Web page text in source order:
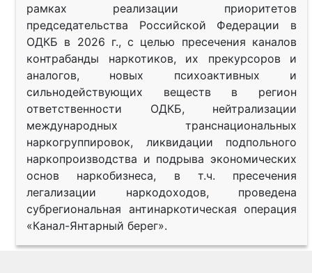
рамках реализации приоритетов
председательства Российской Федерации в
ОДКБ в 2026 г., с целью пресечения каналов
контрабанды наркотиков, их прекурсоров и
аналогов, новых психоактивных и
сильнодействующих веществ в регион
ответственности ОДКБ, нейтрализации
международных транснациональных
наркогруппировок, ликвидации подпольного
наркопроизводства и подрыва экономических
основ наркобизнеса, в т.ч. пресечения
легализации наркодоходов, проведена
субрегиональная антинаркотическая операция
«Канал-Янтарный берег».